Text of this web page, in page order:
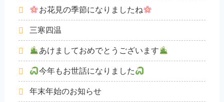
お花見の季節になりましたね
三寒四温
あけましておめでとうございます
今年もお世話になりました
年末年始のお知らせ